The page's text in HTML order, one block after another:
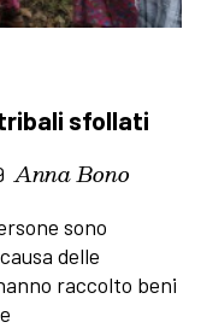
sfollati
Anna Bono
sono
delle
raccolto beni